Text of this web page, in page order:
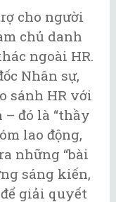
cho người
chủ danh
ngoài HR.
Nhân sự,
sánh HR với
đó là “thầy
lao động,
những “bài
sáng kiến,
giải quyết